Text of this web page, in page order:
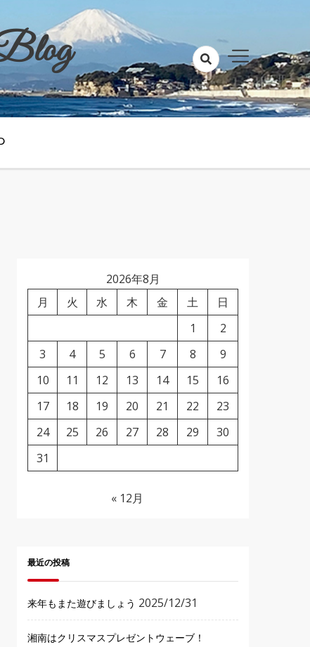
2026年8月
月
火 水 木 金 土
日
1
2
3
4 5 6 7 8
9
10
11 12 13 14 15
16
17
18 19 20 21 22
23
24
25 26 27 28 29
30
31
« 12月
最近の投稿
来年もまた遊びましょう 2025/12/31
湘南はクリスマスプレゼントウェーブ！